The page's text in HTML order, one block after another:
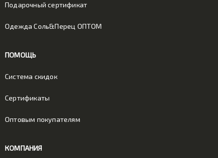
Подарочный сертификат
Одежда Соль&Перец ОПТОМ
ПОМОЩЬ
Система скидок
Сертификаты
Оптовым покупателям
КОМПАНИЯ